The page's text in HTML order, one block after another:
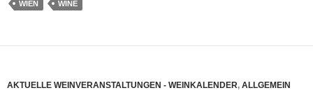
WIEN WINE
AKTUELLE WEINVERANSTALTUNGEN - WEINKALENDER, ALLGEMEIN